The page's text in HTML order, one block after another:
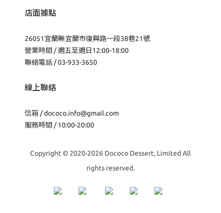
店面據點
26051宜蘭縣宜蘭市復興路一段38巷21號
營業時間 / 週五至週日12:00-18:00
聯絡電話 / 03-933-3650
線上聯絡
信箱 /dococo.info@gmail.com
服務時間 / 10:00-20:00
Copyright © 2020-2026 Dococo Dessert, Limited All
rights reserved.